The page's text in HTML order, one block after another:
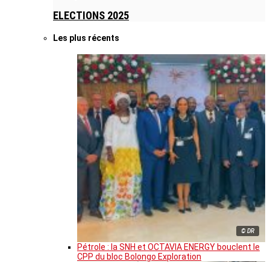
ELECTIONS 2025
Les plus récents
© DR
Pétrole : la SNH et OCTAVIA ENERGY bouclent le
CPP du bloc Bolongo Exploration